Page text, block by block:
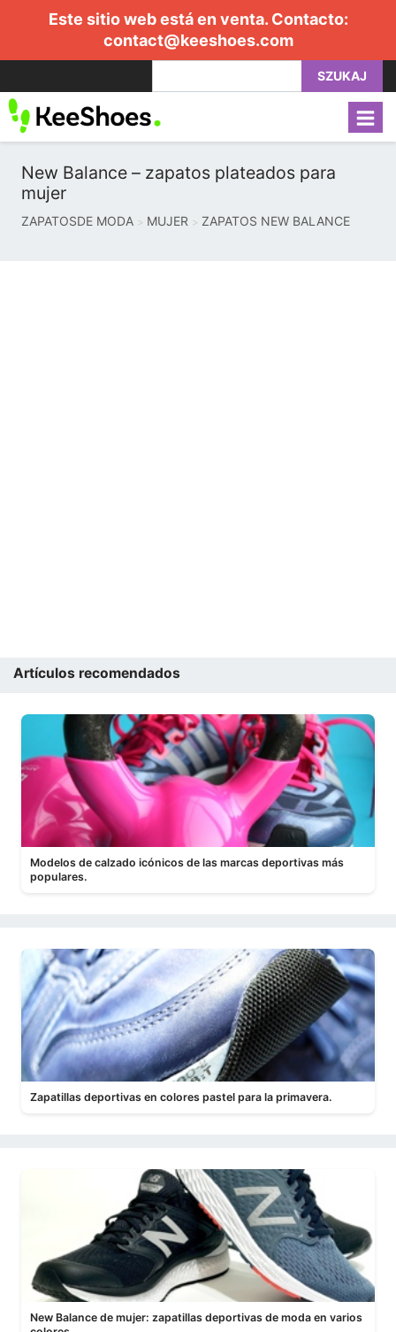
Este sitio web está en venta. Contacto:
contact@keeshoes.com
SZUKAJ
New Balance – zapatos plateados para
mujer
ZAPATOSDE MODA MUJER ZAPATOS NEW BALANCE
Artículos recomendados
Modelos de calzado icónicos de las marcas deportivas más
populares.
Zapatillas deportivas en colores pastel para la primavera.
New Balance de mujer: zapatillas deportivas de moda en varios